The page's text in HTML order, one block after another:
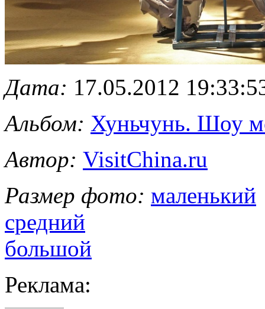
Дата: 17.05.2012
Альбом: Хуньчунь. Шоу
Автор: VisitChina.ru
Размер фото: маленький
средний
большой
Реклама: